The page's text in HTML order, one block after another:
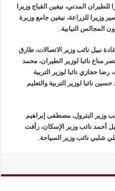
المدني، نيفين القباج وزيرا
وزيرا للزراعة، نيفين جامع وزيرة
المجالس النيابية.
نبيل نائب وزير الاتصالات، طارق
مناع نائبا لوزير الطيران، محمد
رضا حجازي نائبا لوزير التربية
نائبا لوزير التربية والتعليم
وزير البترول، مصطفى إبراهيم
أحمد نائب وزير الإسكان، رأفت
شلبي نائب وزير السياحة.